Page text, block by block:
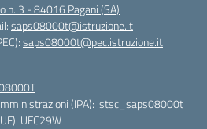
n. 3 - 84016 Pagani (SA)
saps08000t@istruzione.it
saps08000t@pec.istruzione.it
(IPA): istsc_saps08000t
UFC29W